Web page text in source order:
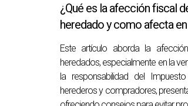
este viaje emocional hacia
proceso tan delicado.
PREGUNTAS
¿Es normal sentir
¿Qué es la afección fiscal
heredado y como afecta
Este artículo aborda la
heredados, especialmente en la
la responsabilidad del
herederos y compradores,